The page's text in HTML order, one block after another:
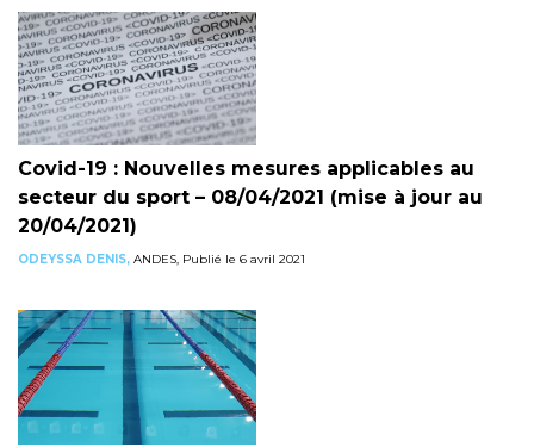
Covid-19 : Nouvelles mesures applicables au
secteur du sport – 08/04/2021 (mise à jour au
20/04/2021)
ODEYSSA DENIS, ANDES, Publié le 6 avril 2021